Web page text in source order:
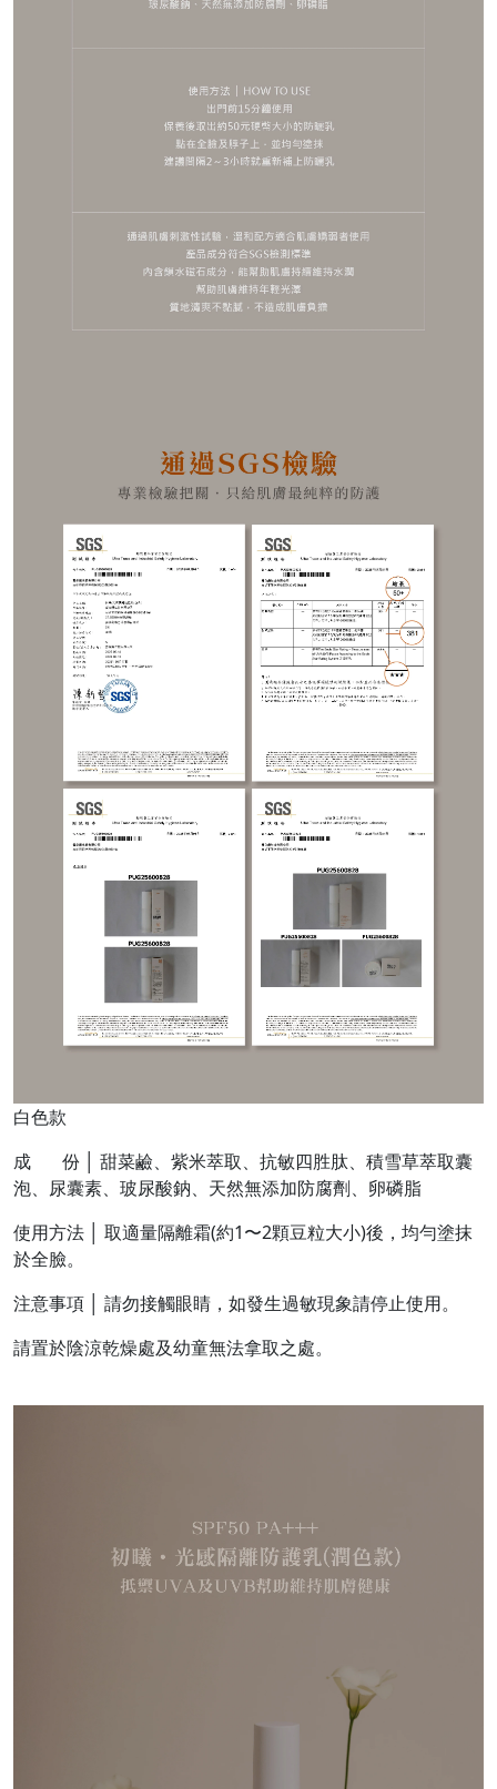
白色款
成 份 │ 甜菜鹼、紫米萃取、抗敏四胜肽、積雪草萃取囊
泡、尿囊素、玻尿酸鈉、天然無添加防腐劑、卵磷脂
使用方法 │ 取適量隔離霜(約1〜2顆豆粒大小)後，均勻塗抹
於全臉。
注意事項 │ 請勿接觸眼睛，如發生過敏現象請停止使用。
請置於陰涼乾燥處及幼童無法拿取之處。